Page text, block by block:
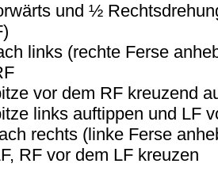
und ½
links (rechte Ferse
vor dem RF kreuzend
links auftippen und LF
rechts (linke Ferse
RF vor dem LF kreuzen